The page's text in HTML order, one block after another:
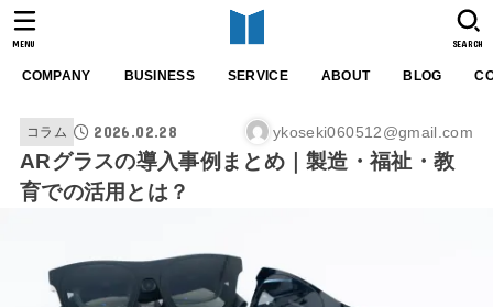
COMPANY BUSINESS SERVICE ABOUT BLOG
SEARCH
MENU
コラム 2026.02.28 ykoseki060512@gmail.com
ARグラスの導入事例まとめ｜製造・福祉・教
育での活用とは？